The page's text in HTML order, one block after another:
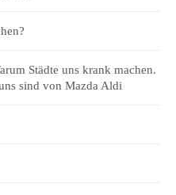
Städte uns krank machen.
sind von Mazda Aldi